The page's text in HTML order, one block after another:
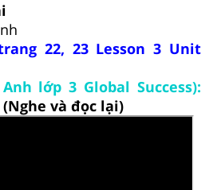
22, 23 Lesson 3 Unit
lớp 3 Global Success):
và đọc lại)